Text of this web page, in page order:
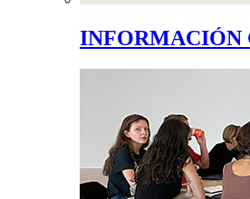
INFORMACIÓN